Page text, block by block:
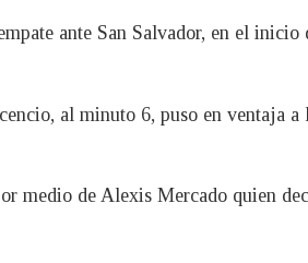
ante San Salvador, en el inicio
al minuto 6, puso en ventaja a
medio de Alexis Mercado quien